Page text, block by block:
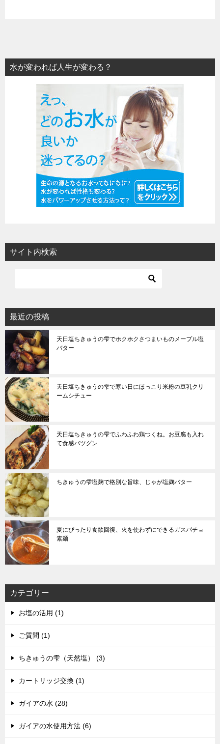
水が変われば人生が変わる？
サイト内検索
最近の投稿
天日塩ちきゅうの雫でホクホクさつまいものメープル塩
バター
天日塩ちきゅうの雫で寒い日にほっこり米粉の豆乳クリ
ームシチュー
天日塩ちきゅうの雫でふわふわ鶏つくね。お豆腐も入れ
て食感バツグン
ちきゅうの雫塩麹で格別な旨味、じゃが塩麹バター
夏にぴったり食欲回復、火を使わずにできるガスパチョ
素麺
カテゴリー
お塩の活用 (1)
ご質問 (1)
ちきゅうの雫（天然塩） (3)
カートリッジ交換 (1)
ガイアの水 (28)
ガイアの水使用方法 (6)